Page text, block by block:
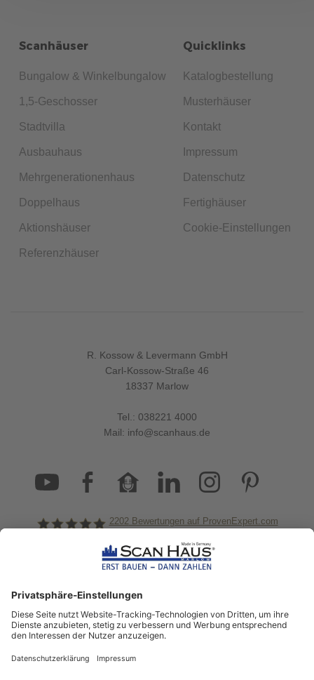
Scanhäuser
Bungalow & Winkelbungalow
1,5-Geschosser
Stadtvilla
Ausbauhaus
Mehrgenerationenhaus
Doppelhaus
Aktionshäuser
Referenzhäuser
Quicklinks
Katalogbestellung
Musterhäuser
Kontakt
Impressum
Datenschutz
Fertighäuser
Cookie-Einstellungen
R. Kossow & Levermann GmbH
Carl-Kossow-Straße 46
18337 Marlow
Tel.: 038221 4000
Mail: info@scanhaus.de
ScanHaus Marlow
2202Bewertungen auf ProvenExpert.com
informiert!
Aktuelle News rund um ScanHaus &
das Thema Hausbau